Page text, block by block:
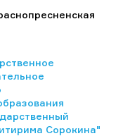
Сорокина"